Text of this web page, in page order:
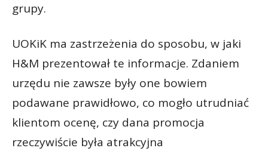
grupy.
UOKiK ma zastrzeżenia do sposobu, w jaki
H&M prezentował te informacje. Zdaniem
urzędu nie zawsze były one bowiem
podawane prawidłowo, co mogło utrudniać
klientom ocenę, czy dana promocja
rzeczywiście była atrakcyjna